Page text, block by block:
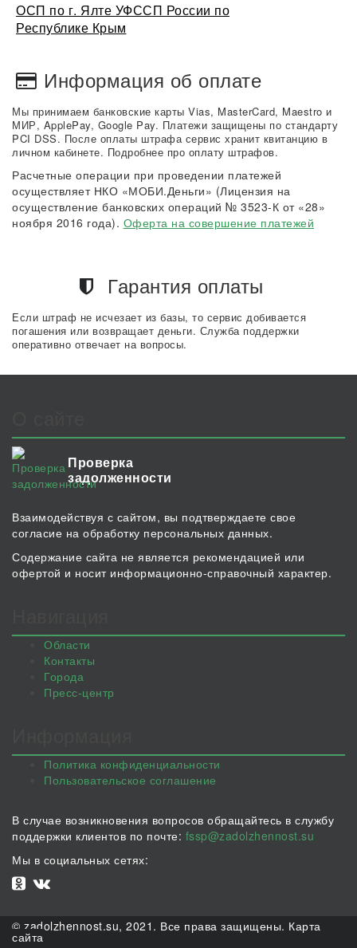
ОСП по г. Ялте УФССП России по
Республике Крым
Информация об оплате
Мы принимаем банковские карты Vias, MasterCard, Maestro и
МИР, ApplePay, Google Pay. Платежи защищены по стандарту
PCI DSS. После оплаты штрафа сервис хранит квитанцию в
личном кабинете. Подробнее про оплату штрафов.
Расчетные операции при проведении платежей
осуществляет НКО «МОБИ.Деньги» (Лицензия на
осуществление банковских операций № 3523-К от «28»
ноября 2016 года). Оферта на совершение платежей
Гарантия оплаты
Если штраф не исчезает из базы, то сервис добивается
погашения или возвращает деньги. Служба поддержки
оперативно отвечает на вопросы.
Проверка
задолженности
Взаимодействуя с сайтом, вы подтверждаете свое
согласие на обработку персональных данных.
Содержание сайта не является рекомендацией или
офертой и носит информационно-справочный характер.
Области
Контакты
Города
Пресс-центр
Политика конфиденциальности
Пользовательское соглашение
В случае возникновения вопросов обращайтесь в службу
поддержки клиентов по почте: fssp@zadolzhennost.su
Мы в социальных сетях:
© zadolzhennost.su, 2021. Все права защищены. Карта
сайта